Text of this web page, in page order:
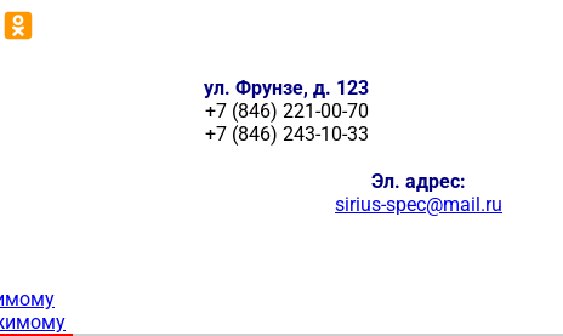
ул. Фрунзе, д. 123
+7 (846) 221-00-70
+7 (846) 243-10-33
Эл. адрес:
sirius-spec@mail.ru